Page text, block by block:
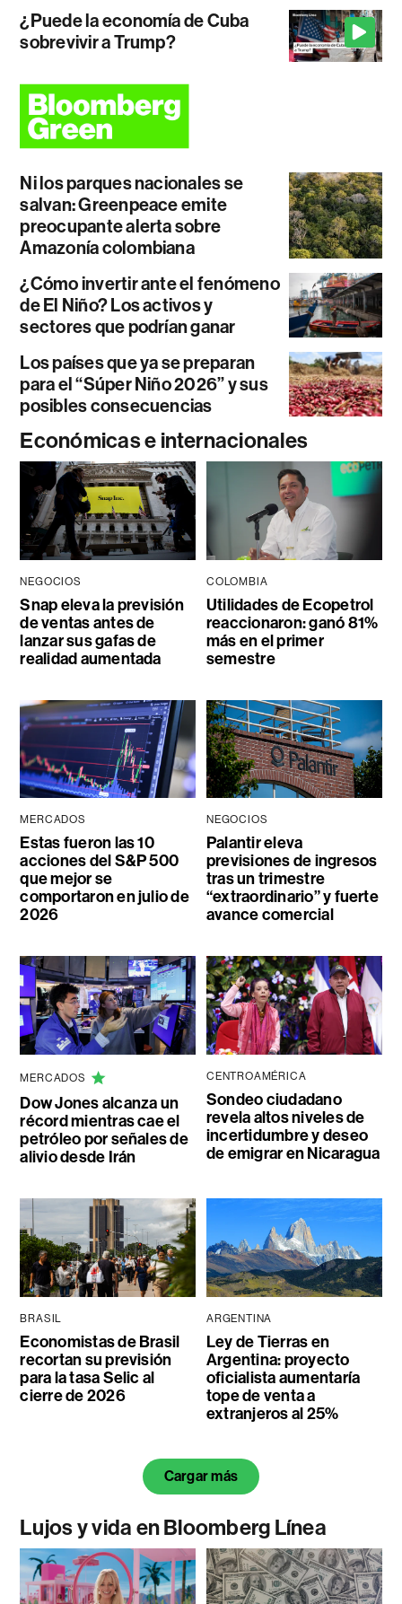
¿Puede la economía de Cuba
sobrevivir a Trump?
Ni los parques nacionales se
salvan: Greenpeace emite
preocupante alerta sobre
Amazonía colombiana
¿Cómo invertir ante el fenómeno
de El Niño? Los activos y
sectores que podrían ganar
Los países que ya se preparan
para el “Súper Niño 2026” y sus
posibles consecuencias
Económicas e internacionales
NEGOCIOS
Snap eleva la previsión
de ventas antes de
lanzar sus gafas de
realidad aumentada
COLOMBIA
Utilidades de Ecopetrol
reaccionaron: ganó 81%
más en el primer
semestre
MERCADOS
Estas fueron las 10
acciones del S&P 500
que mejor se
comportaron en julio de
2026
NEGOCIOS
Palantir eleva
previsiones de ingresos
tras un trimestre
“extraordinario” y fuerte
avance comercial
MERCADOS
Dow Jones alcanza un
récord mientras cae el
petróleo por señales de
alivio desde Irán
CENTROAMÉRICA
Sondeo ciudadano
revela altos niveles de
incertidumbre y deseo
de emigrar en Nicaragua
BRASIL
Economistas de Brasil
recortan su previsión
para la tasa Selic al
cierre de 2026
ARGENTINA
Ley de Tierras en
Argentina: proyecto
oficialista aumentaría
tope de venta a
extranjeros al 25%
Cargar más
Lujos y vida en Bloomberg Línea